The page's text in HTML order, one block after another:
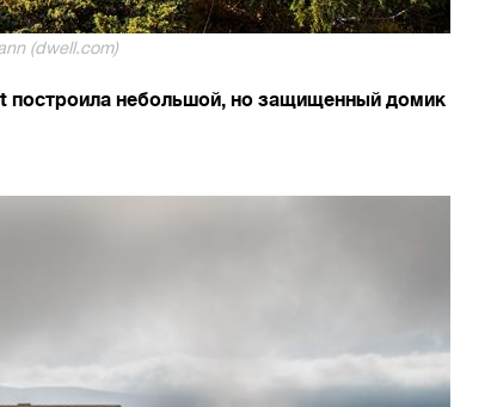
(dwell.com)
построила небольшой, но защищенный домик